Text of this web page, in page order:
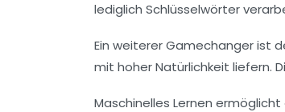
lediglich Schlüsselwörter
Ein weiterer Gamechanger ist
mit hoher Natürlichkeit liefern.
Maschinelles Lernen